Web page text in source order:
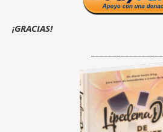
¡GRACIAS!